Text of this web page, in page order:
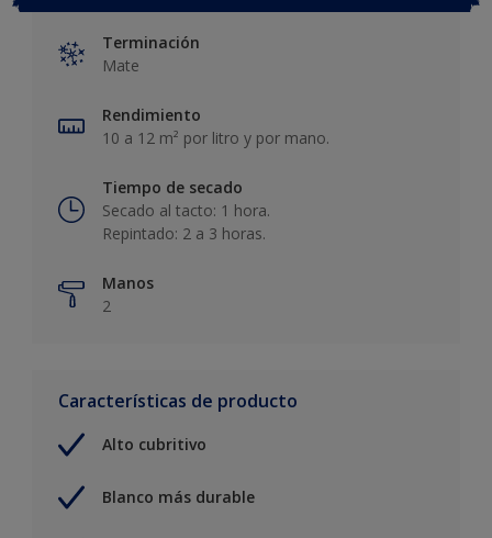
Terminación
Mate
Rendimiento
10 a 12 m² por litro y por mano.
Tiempo de secado
Secado al tacto: 1 hora.
Repintado: 2 a 3 horas.
Manos
2
Características de producto
Alto cubritivo
Blanco más durable